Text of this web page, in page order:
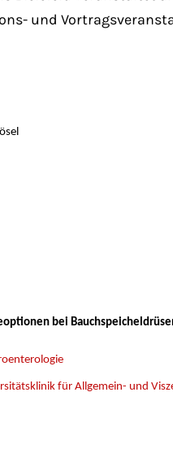
und
bei
für Allgemein- und